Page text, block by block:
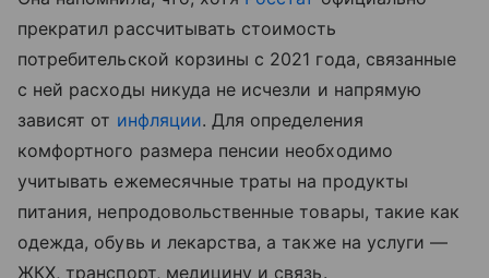
прекратил рассчитывать стоимость
потребительской корзины с 2021 года, связанные
с ней расходы никуда не исчезли и напрямую
зависят от инфляции. Для определения
комфортного размера пенсии необходимо
учитывать ежемесячные траты на продукты
питания, непродовольственные товары, такие как
одежда, обувь и лекарства, а также на услуги —
ЖКХ, транспорт, медицину и связь.